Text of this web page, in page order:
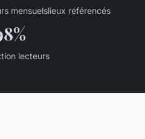
mensuelslieux référencés
lecteurs